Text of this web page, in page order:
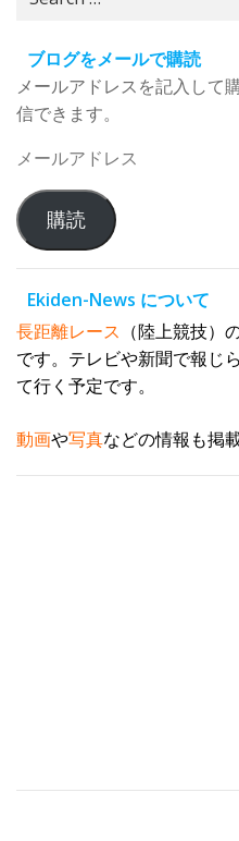
ブログをメールで購読
メールアドレスを記入して
信できます。
メ
ル
ア
ド
レ
ス
購読
Ekiden-News について
長距離レース （陸上競技）
です。テレビや新聞で報じ
て行く予定です。
動画や写真などの情報も掲